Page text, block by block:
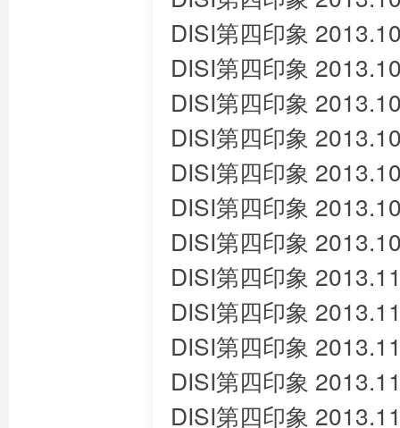
DISI第四印象
DISI第四印象
DISI第四印象
DISI第四印象
DISI第四印象
DISI第四印象
DISI第四印象
DISI第四印象
DISI第四印象
DISI第四印象
DISI第四印象
DISI第四印象